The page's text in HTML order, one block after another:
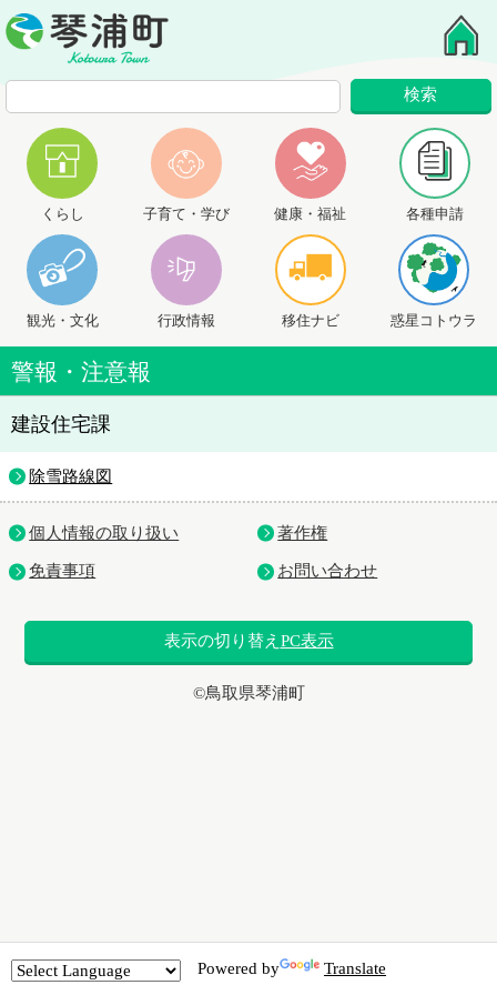
くらし 子育て・学び 健康・福祉 各種申請
観光・文化 行政情報 移住ナビ 惑星コトウラ
警報・注意報
建設住宅課
除雪路線図
個人情報の取り扱い 著作権
免責事項 お問い合わせ
表示の切り替え PC表示
Powered by Translate
©鳥取県琴浦町